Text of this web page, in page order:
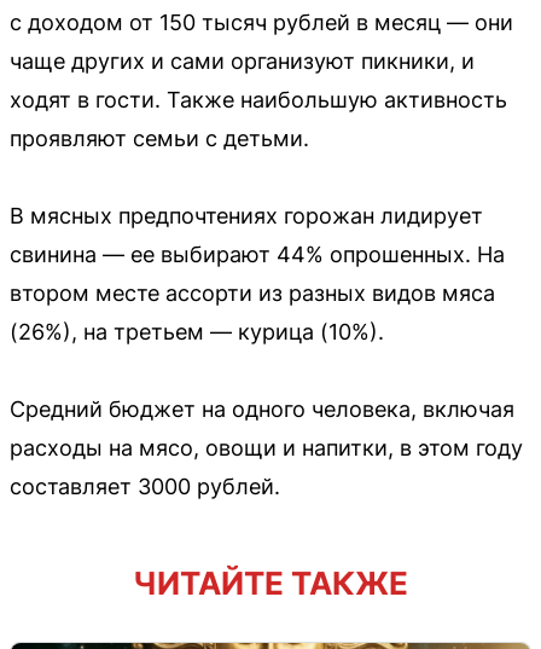
с доходом от 150 тысяч рублей в месяц — они
чаще других и сами организуют пикники, и
ходят в гости. Также наибольшую активность
проявляют семьи с детьми.
В мясных предпочтениях горожан лидирует
свинина — ее выбирают 44% опрошенных. На
втором месте ассорти из разных видов мяса
(26%), на третьем — курица (10%).
Средний бюджет на одного человека, включая
расходы на мясо, овощи и напитки, в этом году
составляет 3000 рублей.
ЧИТАЙТЕ ТАКЖЕ